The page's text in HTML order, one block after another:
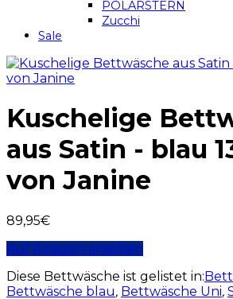
POLARSTERN
Zucchi
Sale
Kuschelige
aus Satin - blau
von Janine
89,95€
Auf Amazon ansehen
Diese Bettwäsche ist gelistet in:
Bettwäsche blau, Bettwäsche Uni,